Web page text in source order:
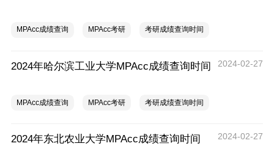
MPAcc成绩查询 MPAcc考研 考研成绩查询时间
2024年哈尔滨工业大学MPAcc成绩查询时间 2024-02-27
MPAcc成绩查询 MPAcc考研 考研成绩查询时间
2024年东北农业大学MPAcc成绩查询时间 2024-02-27